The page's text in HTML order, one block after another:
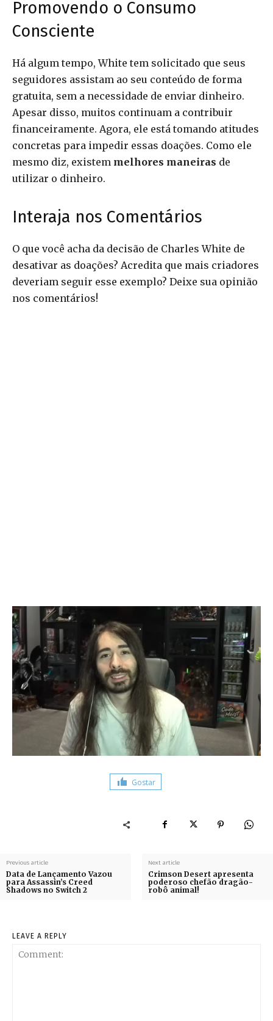
Promovendo o Consumo
Consciente
Há algum tempo, White tem solicitado que seus
seguidores assistam ao seu conteúdo de forma
gratuita, sem a necessidade de enviar dinheiro.
Apesar disso, muitos continuam a contribuir
financeiramente. Agora, ele está tomando atitudes
concretas para impedir essas doações. Como ele
mesmo diz, existem melhores maneiras de
utilizar o dinheiro.
Interaja nos Comentários
O que você acha da decisão de Charles White de
desativar as doações? Acredita que mais criadores
deveriam seguir esse exemplo? Deixe sua opinião
nos comentários!
Gostar
Previous article
Data de Lançamento Vazou
para Assassin’s Creed
Shadows no Switch 2
Next article
Crimson Desert apresenta
poderoso chefão dragão-
robô animal!
LEAVE A REPLY